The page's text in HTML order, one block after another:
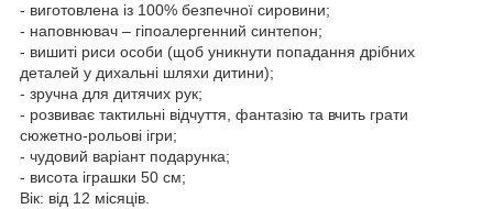
- виготовлена із 100% безпечної сировини;
- наповнювач – гіпоалергенний синтепон;
- вишиті риси особи (щоб уникнути попадання дрібних
деталей у дихальні шляхи дитини);
- зручна для дитячих рук;
- розвиває тактильні відчуття, фантазію та вчить грати
сюжетно-рольові ігри;
- чудовий варіант подарунка;
- висота іграшки 50 см;
Вік: від 12 місяців.